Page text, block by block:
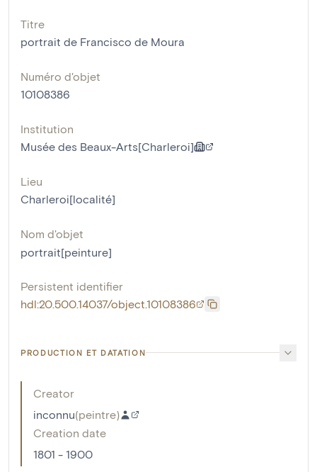
Titre
portrait de Francisco de Moura
Numéro d'objet
10108386
Institution
Musée des Beaux-Arts[Charleroi]
Lieu
Charleroi[localité]
Nom d'objet
portrait[peinture]
Persistent identifier
hdl:20.500.14037/object.10108386
PRODUCTION ET DATATION
Creator
inconnu(peintre)
Creation date
1801 - 1900